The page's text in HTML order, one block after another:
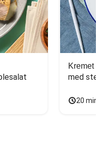
Kremet
med
20